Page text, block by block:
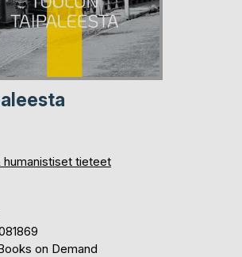
humanistiset tieteet
on Demand